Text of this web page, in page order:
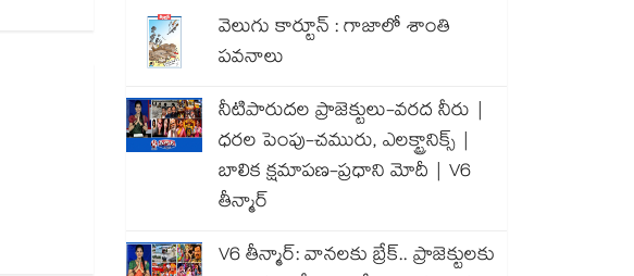
వెలుగు కార్టూన్ : గాజాలో శాంతి
పవనాలు
నీటిపారుదల ప్రాజెక్టులు-వరద నీరు |
ధరల పెంపు-చమురు, ఎలక్ట్రానిక్స్ |
బాలిక క్షమాపణ-ప్రధాని మోదీ | V6
తీన్మార్
V6 తీన్మార్: వానలకు బ్రేక్.. ప్రాజెక్టులకు